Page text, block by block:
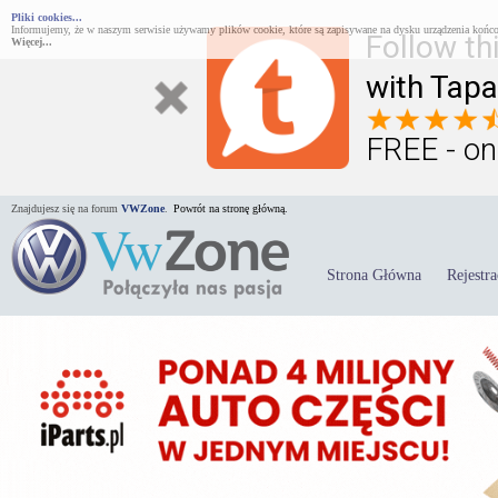
Follow
with
FREE -
Pliki cookies...
Informujemy, że w naszym serwisie używamy plików cookie, które są zapisywane na dysku urządzenia
Więcej...
Znajdujesz się na forum VWZone Powrót na stronę główną.
Strona Główna